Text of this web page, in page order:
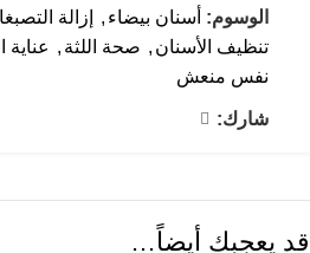
الوسوم: أسنان بيضاء , إزالة
تنظيف الأسنان , صحة اللثة , عناية
نفس منعش
شارك:
قد يعجبك أيضاً…